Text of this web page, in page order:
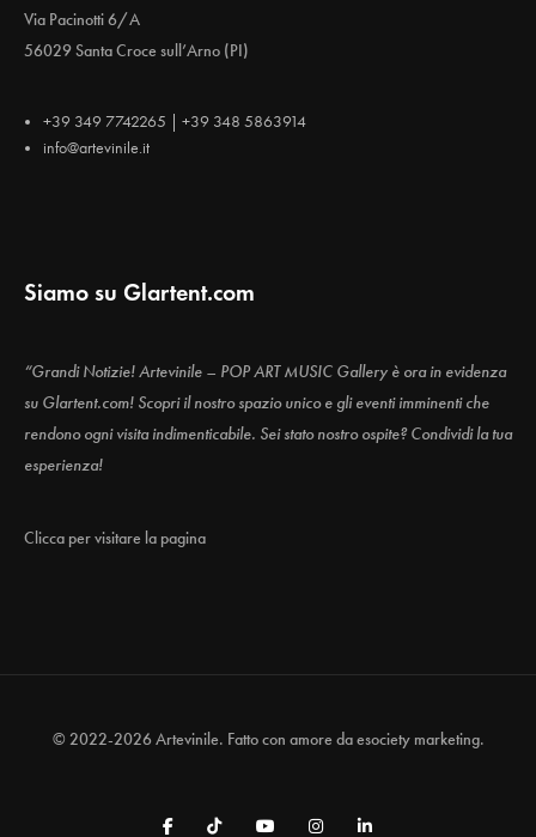
Via Pacinotti 6/A
56029 Santa Croce sull’Arno (PI)
+39 349 7742265 | +39 348 5863914
info@artevinile.it
Siamo su Glartent.com
“Grandi Notizie! Artevinile – POP ART MUSIC Gallery è ora in evidenza
su Glartent.com! Scopri il nostro spazio unico e gli eventi imminenti che
rendono ogni visita indimenticabile. Sei stato nostro ospite? Condividi la tua
esperienza!
Clicca per visitare la pagina
© 2022-2026 Artevinile. Fatto con amore daesociety marketing.